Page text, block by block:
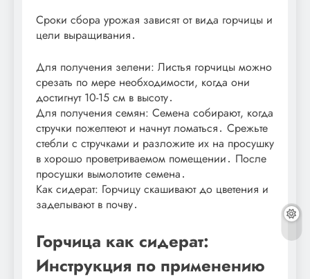
Сроки сбора урожая зависят от вида горчицы и
цели выращивания․
Для получения зелени: Листья горчицы можно
срезать по мере необходимости, когда они
достигнут 10-15 см в высоту․
Для получения семян: Семена собирают, когда
стручки пожелтеют и начнут ломаться․ Срежьте
стебли с стручками и разложите их на просушку
в хорошо проветриваемом помещении․ После
просушки вымолотите семена․
Как сидерат: Горчицу скашивают до цветения и
заделывают в почву․
Горчица как сидерат:
Инструкция по применению